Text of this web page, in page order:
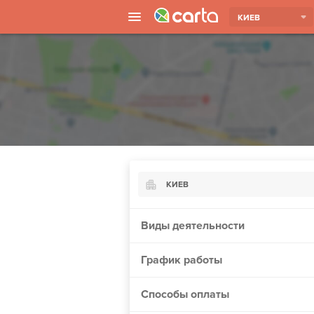
КИЕВ
КИЕВ
Борисполь
Виды деятельности
График работы
Способы оплаты